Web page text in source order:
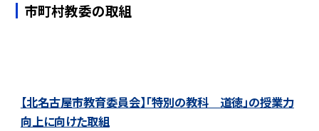
市町村教委の取組
【北名古屋市教育委員会】「特別の教科 道徳」の授業力
向上に向けた取組